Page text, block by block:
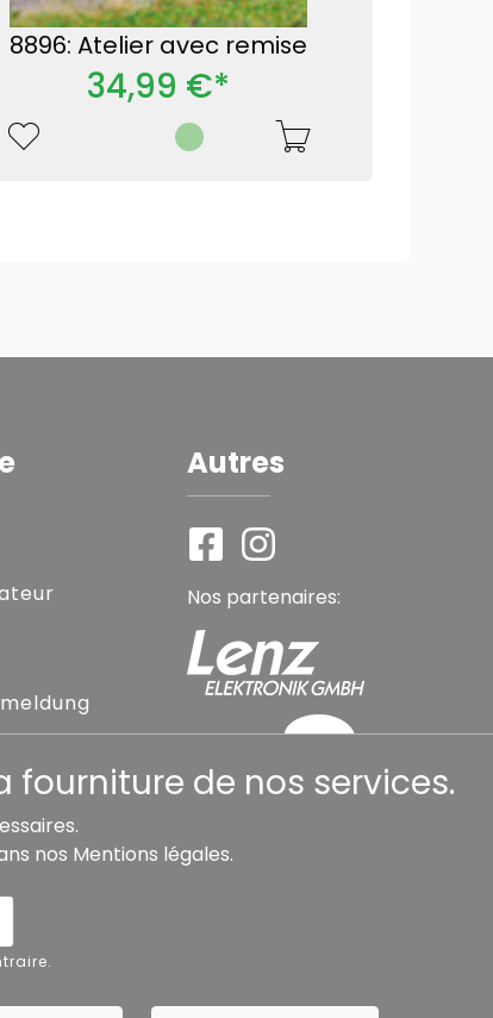
8896: Atelier avec remise
34,99 €*
Autres
Nos partenaires:
Copyright ©Busch.
de nos services.
nos Mentions légales.